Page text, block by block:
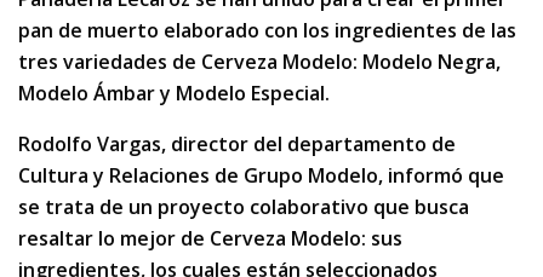
pan de muerto elaborado con los ingredientes de las
tres variedades de Cerveza Modelo: Modelo Negra,
Modelo Ámbar y Modelo Especial.
Rodolfo Vargas, director del departamento de
Cultura y Relaciones de Grupo Modelo, informó que
se trata de un proyecto colaborativo que busca
resaltar lo mejor de Cerveza Modelo: sus
ingredientes, los cuales están seleccionados